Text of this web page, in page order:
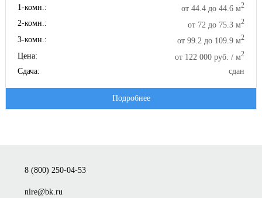
1-комн.: от 44.4 до 44.6 м2
2-комн.: от 72 до 75.3 м2
3-комн.: от 99.2 до 109.9 м2
Цена: от 122 000 руб. / м2
Сдача: сдан
Подробнее
8 (800) 250-04-53
nlre@bk.ru